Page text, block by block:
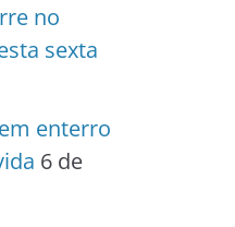
no
sexta
enterro
6 de